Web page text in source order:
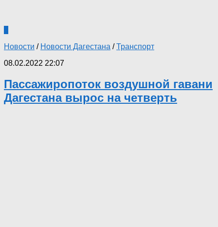
Новости / Новости Дагестана /Транспорт
08.02.2022 22:07
Пассажиропоток воздушной гавани
Дагестана вырос на четверть